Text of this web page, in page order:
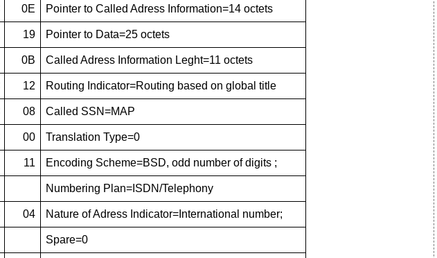
0E Pointer to Called Adress Information=14 octets
19 Pointer to Data=25 octets
0B Called Adress Information Leght=11 octets
12 Routing Indicator=Routing based on global title
08 Called SSN=MAP
00 Translation Type=0
11 Encoding Scheme=BSD, odd number of digits ;
Numbering Plan=ISDN/Telephony
04 Nature of Adress Indicator=International number;
Spare=0